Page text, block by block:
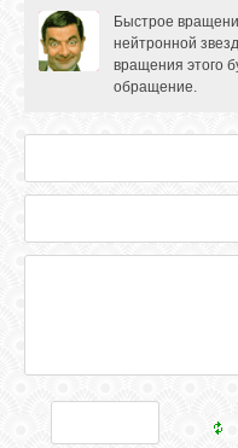
Быстрое
нейтронной
вращения этого
обращение.